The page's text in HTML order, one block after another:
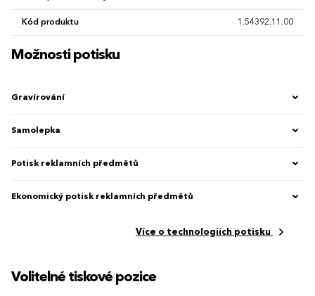
Kód produktu 1.54392.11.00
Možnosti potisku
Gravírování
Samolepka
Potisk reklamních předmětů
Ekonomický potisk reklamních předmětů
Více o technologiích potisku
Volitelné tiskové pozice